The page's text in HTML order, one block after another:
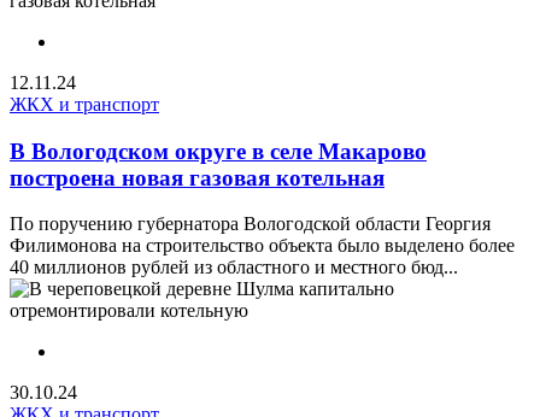
12.11.24
ЖКХ и транспорт
В Вологодском округе в селе Макарово
построена новая газовая котельная
По поручению губернатора Вологодской области Георгия
Филимонова на строительство объекта было выделено более
40 миллионов рублей из областного и местного бюд...
30.10.24